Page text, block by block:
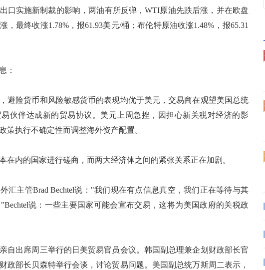
实施新制裁的影响，两油有所反弹，WTI原油先跌后涨，并在欧盘
，最终收涨1.78%，报61.93美元/桶；布伦特原油收涨1.48%，报65.31
：
险货币和风险敏感货币的表现均优于美元，交易商在观望美国总统
伙伴达成新的贸易协议。美元上周急挫，因担心新关税对经济的影
策执行不确定性而调整海外资产配置。
内的国家进行磋商，而两大经济体之间的紧张关系正在加剧。
主管Brad Bechtel说："我们现在有点信息真空，我们正在等待与其
说：一些主要国家可能会宣布交易，这将为美国政府的关税政
出席周三举行的日美贸易官员会议。韩国副总理兼企划财政部长官
政部长贝森特举行会谈，讨论贸易问题。美国副总统万斯周二表示，